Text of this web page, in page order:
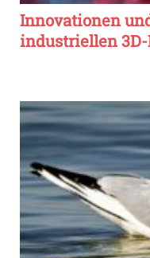
Innovationen
industriellen